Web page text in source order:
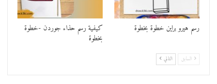
رسم هيرو براين خطوة بخطوة كيفية رسم حذاء جوردن -خطوة
بخطوة
السابق التالي